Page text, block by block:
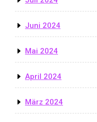
Juni 2024
Mai 2024
April 2024
März 2024